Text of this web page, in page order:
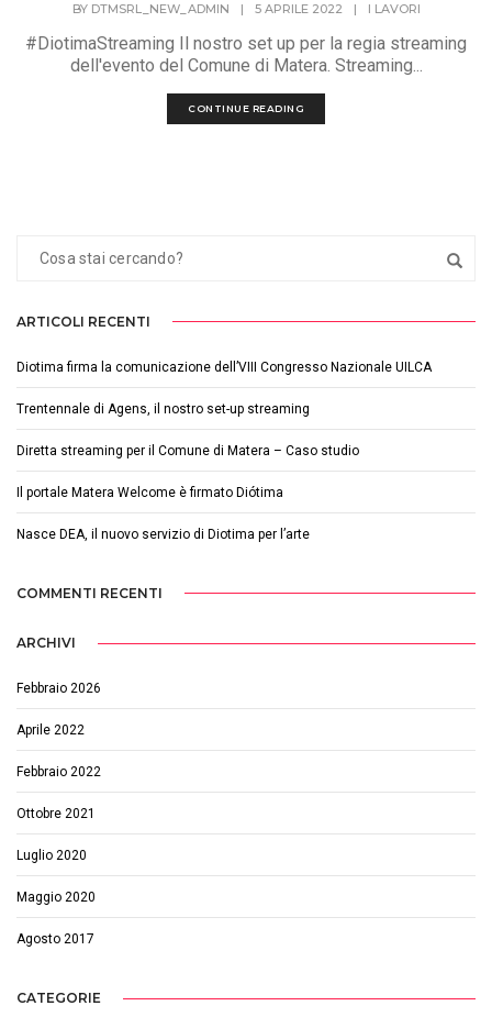
BY DTMSRL_NEW_ADMIN | 5 APRILE 2022 | I LAVORI
#DiotimaStreaming Il nostro set up per la regia streaming
dell'evento del Comune di Matera. Streaming...
CONTINUE READING
ARTICOLI RECENTI
Diotima firma la comunicazione dell’VIII Congresso Nazionale UILCA
Trentennale di Agens, il nostro set-up streaming
Diretta streaming per il Comune di Matera – Caso studio
Il portale Matera Welcome è firmato Diótima
Nasce DEA, il nuovo servizio di Diotima per l’arte
COMMENTI RECENTI
ARCHIVI
Febbraio 2026
Aprile 2022
Febbraio 2022
Ottobre 2021
Luglio 2020
Maggio 2020
Agosto 2017
CATEGORIE